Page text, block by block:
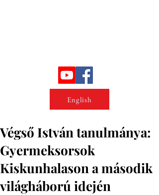
English
Végső István tanulmánya:
Gyermeksorsok
Kiskunhalason a második
világháború idején